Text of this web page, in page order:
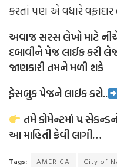
કરતાં પણ એ વધારે
અવાજ સરસ લેખો માટે
દબાવીને પેજ લાઈક કરી
જાણકારી તમને મળી શકે
ફેસબુક પેજને લાઈક કરો..
તમે કોમેન્ટમાં ૫
આ માહિતી કેવી લાગી…
Tags: AMERICA City of